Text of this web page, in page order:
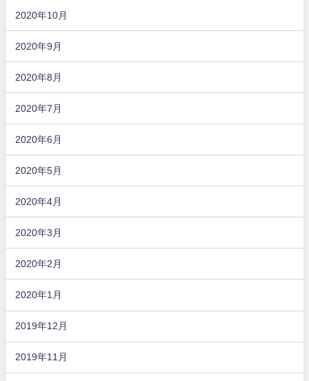
2020年10月
2020年9月
2020年8月
2020年7月
2020年6月
2020年5月
2020年4月
2020年3月
2020年2月
2020年1月
2019年12月
2019年11月